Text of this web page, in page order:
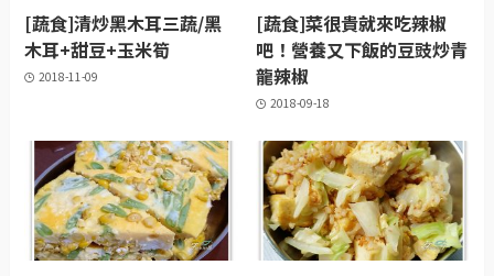
[蔬食]清炒黑木耳三蔬/黑
木耳+甜豆+玉米筍
2018-11-09
[蔬食]菜很貴就來吃辣椒
吧！營養又下飯的豆豉炒青
龍辣椒
2018-09-18